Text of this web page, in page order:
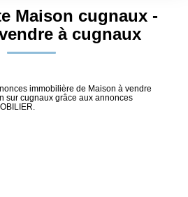
L'AGENCE
Surface min
Maison cugnaux -
à cugnaux
immobilière de Maison à vendre
sur cugnaux grâce aux annonces